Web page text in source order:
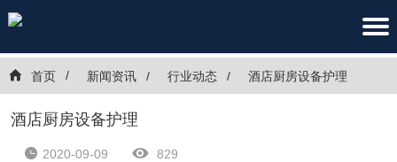
首页 新闻资讯 行业动态 酒店厨房设备护理
酒店厨房设备护理
2020-09-09 829